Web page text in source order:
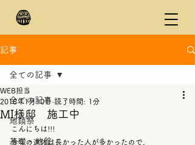
記事
全ての記事
地鎮祭
基礎・地盤
全ての記事
MI様邸 施工中
WEB担当
2018年1月10日 読了時間: 1分
こんにちは!!!
今年の連休は長かった人が多かったので、